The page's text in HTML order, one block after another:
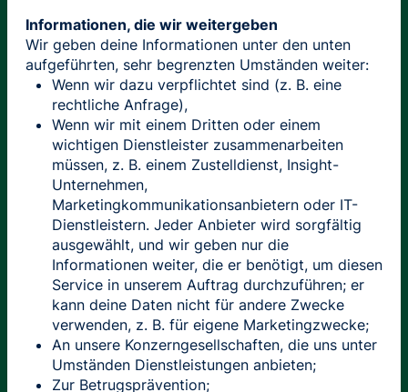
Informationen, die wir weitergeben
Wir geben deine Informationen unter den unten
aufgeführten, sehr begrenzten Umständen weiter:
Wenn wir dazu verpflichtet sind (z. B. eine
rechtliche Anfrage),
Wenn wir mit einem Dritten oder einem
wichtigen Dienstleister zusammenarbeiten
müssen, z. B. einem Zustelldienst, Insight-
Unternehmen,
Marketingkommunikationsanbietern oder IT-
Dienstleistern. Jeder Anbieter wird sorgfältig
ausgewählt, und wir geben nur die
Informationen weiter, die er benötigt, um diesen
Service in unserem Auftrag durchzuführen; er
kann deine Daten nicht für andere Zwecke
verwenden, z. B. für eigene Marketingzwecke;
An unsere Konzerngesellschaften, die uns unter
Umständen Dienstleistungen anbieten;
Zur Betrugsprävention;